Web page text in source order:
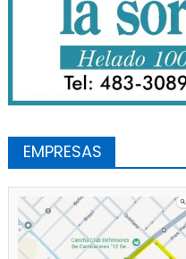
EMPRESAS